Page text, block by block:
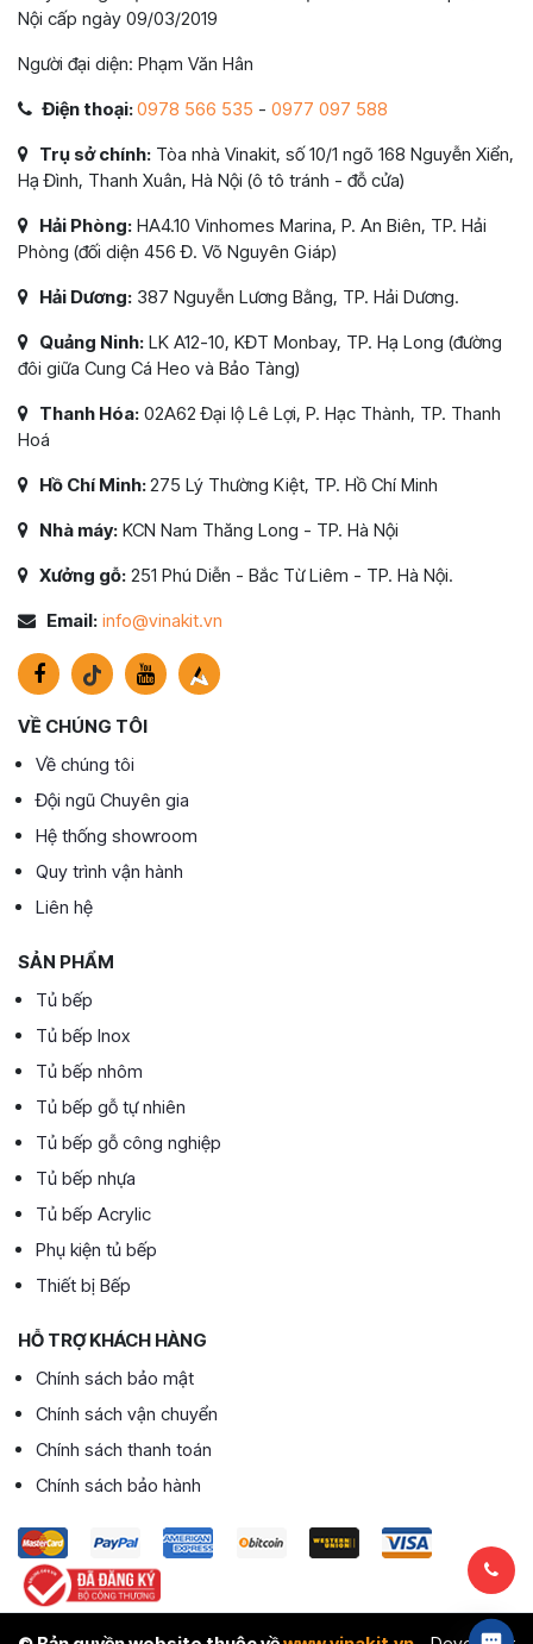
Nội cấp ngày 09/03/2019
Người đại diện: Phạm Văn Hân
Điện thoại:0978 566 535 - 0977 097 588
Trụ sở chính: Tòa nhà Vinakit, số 10/1 ngõ 168 Nguyễn Xiển,
Hạ Đình, Thanh Xuân, Hà Nội (ô tô tránh - đỗ cửa)
Hải Phòng: HA4.10 Vinhomes Marina, P. An Biên, TP. Hải
Phòng (đối diện 456 Đ. Võ Nguyên Giáp)
Hải Dương: 387 Nguyễn Lương Bằng, TP. Hải Dương.
Quảng Ninh: LK A12-10, KĐT Monbay, TP. Hạ Long (đường
đôi giữa Cung Cá Heo và Bảo Tàng)
Thanh Hóa: 02A62 Đại lộ Lê Lợi, P. Hạc Thành, TP. Thanh
Hoá
Hồ Chí Minh:275 Lý Thường Kiệt, TP. Hồ Chí Minh
Nhà máy: KCN Nam Thăng Long - TP. Hà Nội
Xưởng gỗ: 251 Phú Diễn - Bắc Từ Liêm - TP. Hà Nội.
Email: info@vinakit.vn
VỀ CHÚNG TÔI
Về chúng tôi
Đội ngũ Chuyên gia
Hệ thống showroom
Quy trình vận hành
Liên hệ
SẢN PHẨM
Tủ bếp
Tủ bếp Inox
Tủ bếp nhôm
Tủ bếp gỗ tự nhiên
Tủ bếp gỗ công nghiệp
Tủ bếp nhựa
Tủ bếp Acrylic
Phụ kiện tủ bếp
Thiết bị Bếp
HỖ TRỢ KHÁCH HÀNG
Chính sách bảo mật
Chính sách vận chuyển
Chính sách thanh toán
Chính sách bảo hành